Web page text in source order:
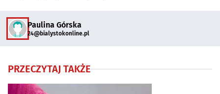
Paulina Górska
24@bialystokonline.pl
PRZECZYTAJ TAKŻE